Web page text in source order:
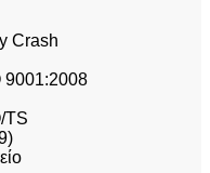
Crash
9001:2008
TS